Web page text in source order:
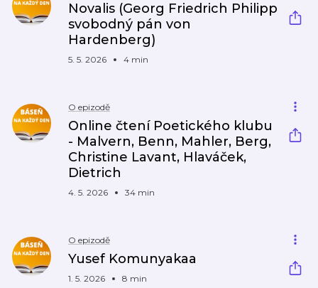
Novalis (Georg Friedrich Philipp
svobodný pán von
Hardenberg)
5. 5. 2026 4 min
O epizodě
Online čtení Poetického klubu
- Malvern, Benn, Mahler, Berg,
Christine Lavant, Hlaváček,
Dietrich
4. 5. 2026 34 min
O epizodě
Yusef Komunyakaa
1. 5. 2026 8 min